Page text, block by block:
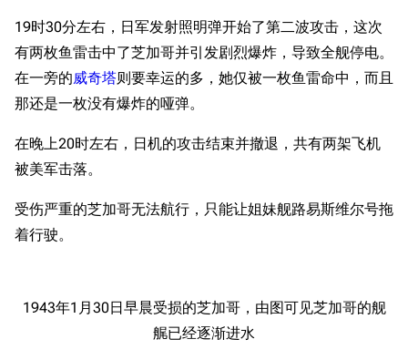
旧日本八八舰队
旧日本军舰一览
近代中国图纸舰
解放军主战舰艇
友情链接
舰少资料库
NGA战舰少女R专
苍青幻影wiki（只
JSTOR期刊图书馆
Naval
Encyclopedia
19时30分左右，日军发射照明弹开始了第二波攻击，这次
有两枚鱼雷击中了芝加哥并引发剧烈爆炸，导致全舰停电。
在一旁的威奇塔则要幸运的多，她仅被一枚鱼雷命中，而且
那还是一枚没有爆炸的哑弹。
在晚上20时左右，日机的攻击结束并撤退，共有两架飞机
被美军击落。
受伤严重的芝加哥无法航行，只能让姐妹舰路易斯维尔号拖
着行驶。
1943年1月30日早晨受损的芝加哥，由图可见芝加哥的舰
艉已经逐渐进水
原型简介